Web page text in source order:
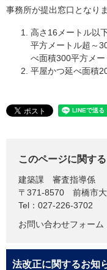
事務所が提出窓口となりま
高さ16メートル以
平方メートル超～
べ面積300平方メ
平屋かつ延べ面積
このページに関す
建築課
審査指導係
〒371-8570
前橋市
Tel：027-226-3702
お問い合わせフォーム
法改正に関するお知